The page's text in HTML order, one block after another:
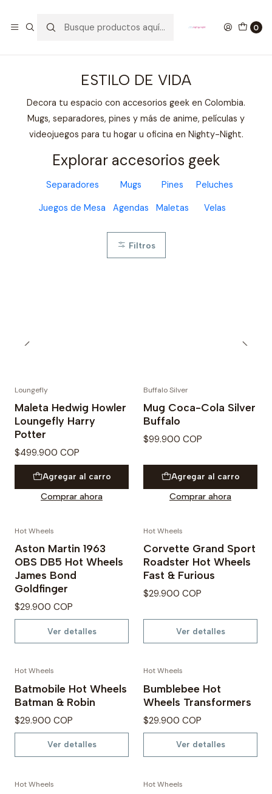
0
ESTILO DE VIDA
Decora tu espacio con accesorios geek en Colombia.
Mugs, separadores, pines y más de anime, películas y
videojuegos para tu hogar u oficina en Nighty-Night.
Explorar accesorios geek
Separadores Mugs Pines Peluches
Juegos de Mesa Agendas Maletas Velas
Filtros
Loungefly
Maleta Hedwig Howler
Loungefly Harry
Potter
$499.900 COP
Agregar al carro
Comprar ahora
Buffalo Silver
Mug Coca-Cola Silver
Buffalo
$99.900 COP
Agregar al carro
Comprar ahora
Hot Wheels
Aston Martin 1963
OBS DB5 Hot Wheels
James Bond
Goldfinger
$29.900 COP
Ver detalles
Hot Wheels
Corvette Grand Sport
Roadster Hot Wheels
Fast & Furious
$29.900 COP
Ver detalles
Hot Wheels
Batmobile Hot Wheels
Batman & Robin
$29.900 COP
Ver detalles
Hot Wheels
Bumblebee Hot
Wheels Transformers
$29.900 COP
Ver detalles
Hot Wheels Hot Wheels